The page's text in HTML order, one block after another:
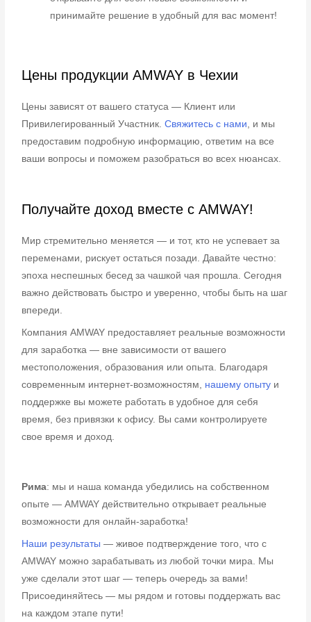
принимайте решение в удобный для вас момент!
Цены продукции AMWAY в Чехии
Цены зависят от вашего статуса — Клиент или
Привилегированный Участник.Свяжитесь с нами, и мы
предоставим подробную информацию, ответим на все
ваши вопросы и поможем разобраться во всех нюансах.
Получайте доход вместе с AMWAY!
Мир стремительно меняется — и тот, кто не успевает за
переменами, рискует остаться позади. Давайте честно:
эпоха неспешных бесед за чашкой чая прошла. Сегодня
важно действовать быстро и уверенно, чтобы быть на шаг
впереди.
Компания AMWAY предоставляет реальные возможности
для заработка — вне зависимости от вашего
местоположения, образования или опыта. Благодаря
современным интернет-возможностям, нашему опыту и
поддержке вы можете работать в удобное для себя
время, без привязки к офису. Вы сами контролируете
свое время и доход.
Рима: мы и наша команда убедились на собственном
опыте — AMWAY действительно открывает реальные
возможности для онлайн-заработка!
Наши результаты — живое подтверждение того, что с
AMWAY можно зарабатывать из любой точки мира. Мы
уже сделали этот шаг — теперь очередь за вами!
Присоединяйтесь — мы рядом и готовы поддержать вас
на каждом этапе пути!